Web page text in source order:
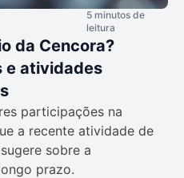
5 minutos de
leitura
da Cencora?
e atividades
participações na
a recente atividade de
sobre a
prazo.